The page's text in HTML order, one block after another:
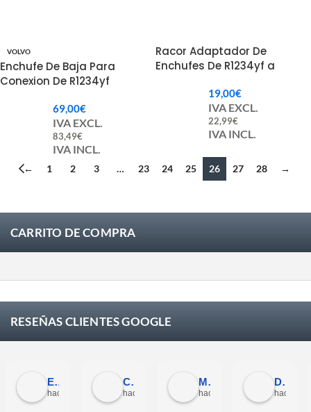
VOLVO
Enchufe De Baja Para
Conexion De R1234yf
69,00€
IVA EXCL.
83,49€
IVA INCL.
Racor Adaptador De
Enchufes De R1234yf a
19,00€
IVA EXCL.
22,99€
IVA INCL.
← 1 2 3 … 23 24 25 26 27 28 →
CARRITO DE COMPRA
RESEÑAS CLIENTES GOOGLE
Eloy Corchero Martinez de Guereñu
hace 4 semanas
Carlos Trullás
hace 4 semanas
Manolo Fernandez Gomez
hace 4 semanas
David Cerrato
hace 4